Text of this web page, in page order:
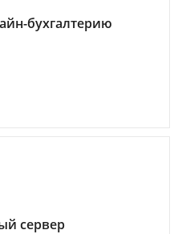
бухгалтерию
сервер